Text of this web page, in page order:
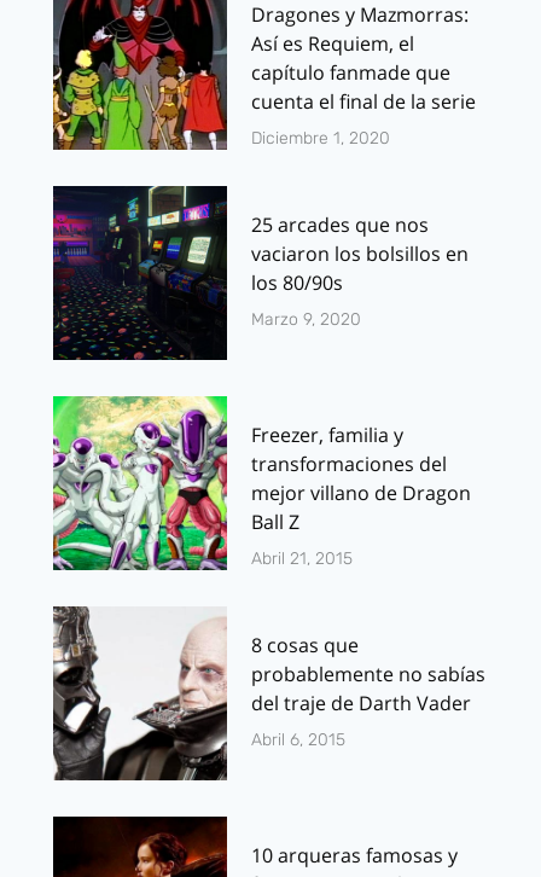
Dragones y Mazmorras:
Así es Requiem, el
capítulo fanmade que
cuenta el final de la serie
Diciembre 1, 2020
25 arcades que nos
vaciaron los bolsillos en
los 80/90s
Marzo 9, 2020
Freezer, familia y
transformaciones del
mejor villano de Dragon
Ball Z
Abril 21, 2015
8 cosas que
probablemente no sabías
del traje de Darth Vader
Abril 6, 2015
10 arqueras famosas y